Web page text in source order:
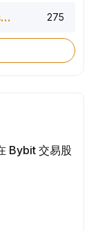
275
Bybit 交易股